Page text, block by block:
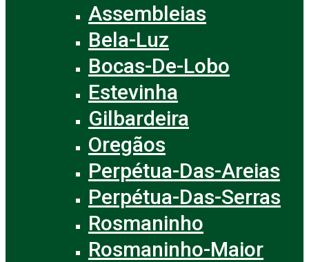
Assembleias
Bela-Luz
Bocas-De-Lobo
Estevinha
Gilbardeira
Oregãos
Perpétua-Das-Areias
Perpétua-Das-Serras
Rosmaninho
Rosmaninho-Maior